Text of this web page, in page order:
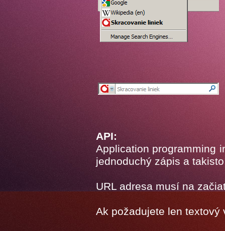
API:
Application programming
jednoduchý zápis a
URL adresa musí na
Ak požadujete len